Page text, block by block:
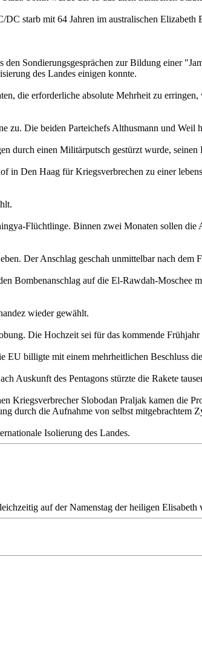
starb mit 64 Jahren im australischen Elizabeth
den Sondierungsgesprächen zur Bildung einer
des Landes einigen konnte.
die erforderliche absolute Mehrheit zu
Die beiden Parteichefs Althusmann und Weil
durch einen Militärputsch gestürzt wurde,
in Den Haag für Kriegsverbrechen zu einer
Flüchtlinge. Binnen zwei Monaten sollen
Der Anschlag geschah unmittelbar nach dem
Bombenanschlag auf die El-Rawdah-Moschee
wieder gewählt.
Die Hochzeit sei für das kommende Frühjahr
billigte mit einem mehrheitlichen Beschluss
Auskunft des Pentagons stürzte die Rakete
Kriegsverbrecher Slobodan Praljak kamen die
durch die Aufnahme von selbst mitgebrachtem
Isolierung des Landes.
auf der Namenstag der heiligen Elisabeth